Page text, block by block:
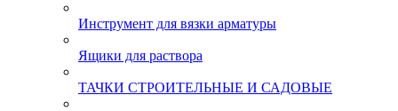
Инструмент для вязки арматуры
Ящики для раствора
ТАЧКИ СТРОИТЕЛЬНЫЕ И САДОВЫЕ